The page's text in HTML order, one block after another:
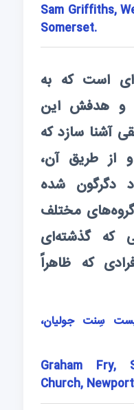
Sam Griffiths,
Somerset.
است که به
و هدفش این
آشنا سازد که
از طریق آن،
دگرگون شده
مختلف
که گذشته‌ای
که ظاهراً
سِنت جولیان،
Graham Fry,
Church,